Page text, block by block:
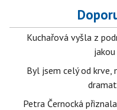
Kuchařová vyšla z
Byl jsem celý od
Petra Černocká